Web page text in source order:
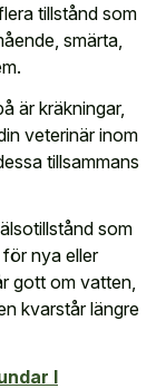
tillstånd som
smärta,
är kräkningar,
veterinär inom
tillsammans
som
nya eller
gott om vatten,
kvarstår längre
I